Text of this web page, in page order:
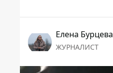
Елена Бурцева
ЖУРНАЛИСТ